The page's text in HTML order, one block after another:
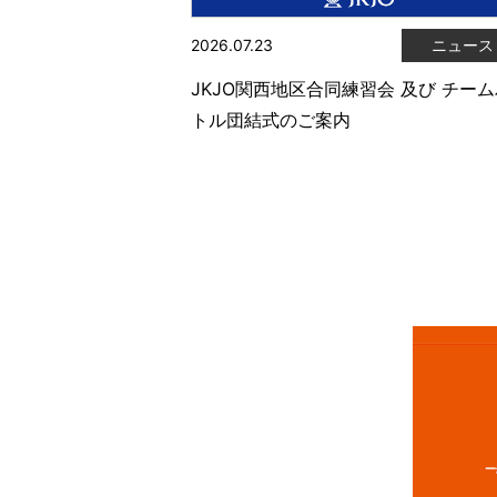
ニュース
2026.07.23
JKJO関西地区合同練習会 及び チー
トル団結式のご案内